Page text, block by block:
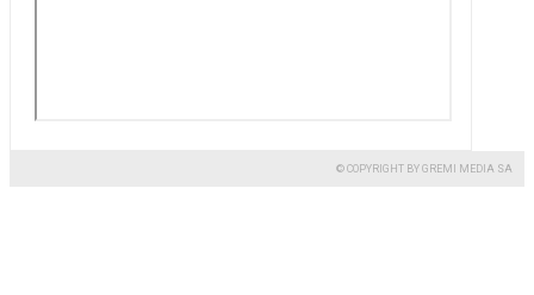
© COPYRIGHT BY GREMI MEDIA SA